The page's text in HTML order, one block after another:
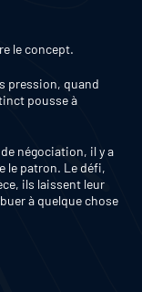
le concept.
pression, quand
pousse à
négociation, il y a
le patron. Le défi,
ils laissent leur
à quelque chose